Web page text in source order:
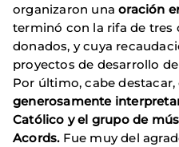
organizaron unaoración
terminó con la rifa de tres
donados, y cuya
proyectos de desarrollo
Por último, cabe destacar,
generosamente
Católico y el grupo de
Acords. Fue muy del